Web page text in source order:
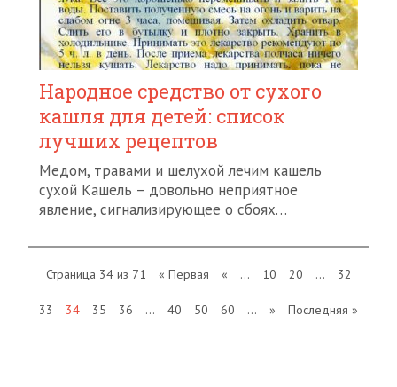
Народное средство от сухого
кашля для детей: список
лучших рецептов
Медом, травами и шелухой лечим кашель
сухой Кашель – довольно неприятное
явление, сигнализирующее о сбоях…
Страница 34 из 71 « Первая « ... 10 20 ... 32
33 34 35 36 ... 40 50 60 ... » Последняя »